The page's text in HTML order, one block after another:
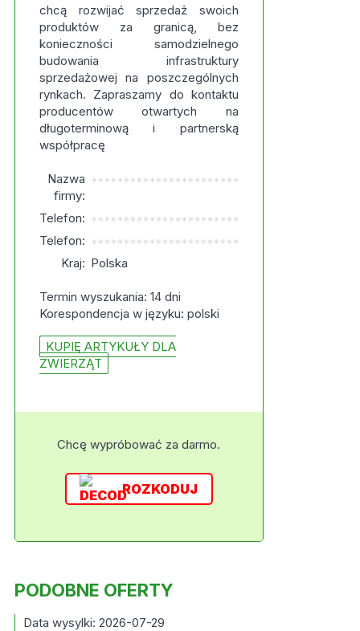
chcą rozwijać sprzedaż swoich
produktów za granicą, bez
konieczności samodzielnego
budowania infrastruktury
sprzedażowej na poszczególnych
rynkach. Zapraszamy do kontaktu
producentów otwartych na
długoterminową i partnerską
współpracę
Nazwa
firmy:
***********************
Telefon: ***********************
Telefon: ***********************
Kraj: Polska
Termin wyszukania: 14 dni
Korespondencja w języku: polski
KUPIĘ ARTYKUŁY DLA
ZWIERZĄT
Chcę wypróbować za darmo.
ROZKODUJ
PODOBNE OFERTY
Data wysylki: 2026-07-29